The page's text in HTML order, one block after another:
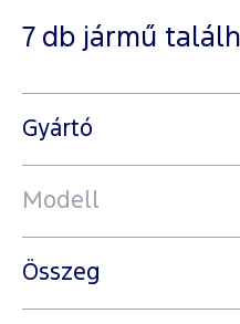
7 db jármű
Szűrés
alapján
Gyártó
Modell
Összeg